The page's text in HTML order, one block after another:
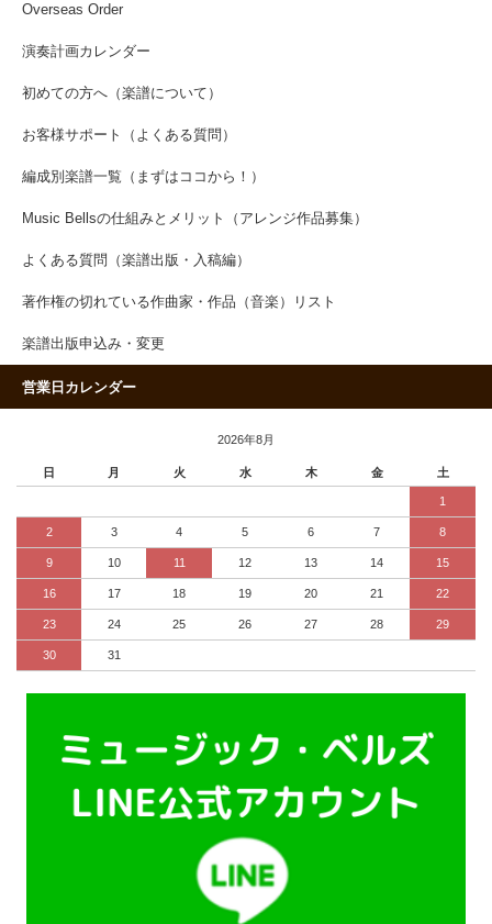
Overseas Order
演奏計画カレンダー
初めての方へ（楽譜について）
お客様サポート（よくある質問）
編成別楽譜一覧（まずはココから！）
Music Bellsの仕組みとメリット（アレンジ作品募集）
よくある質問（楽譜出版・入稿編）
著作権の切れている作曲家・作品（音楽）リスト
楽譜出版申込み・変更
営業日カレンダー
2026年8月
日 月 火 水 木 金 土
1
2 3 4 5 6 7 8
9 10 11 12 13 14 15
16 17 18 19 20 21 22
23 24 25 26 27 28 29
30 31